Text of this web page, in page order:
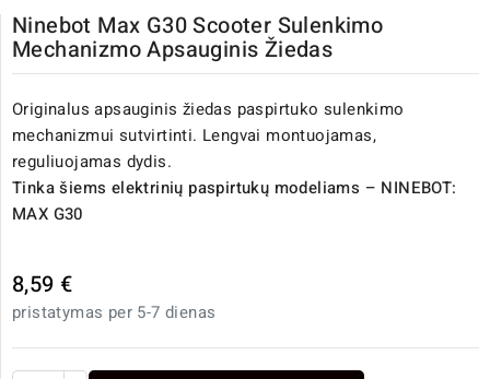
Ninebot Max G30 Scooter Sulenkimo
Mechanizmo Apsauginis Žiedas
Originalus apsauginis žiedas paspirtuko sulenkimo
mechanizmui sutvirtinti. Lengvai montuojamas,
reguliuojamas dydis.
Tinka šiems elektrinių paspirtukų modeliams – NINEBOT:
MAX G30
8,59 €
pristatymas per 5-7 dienas